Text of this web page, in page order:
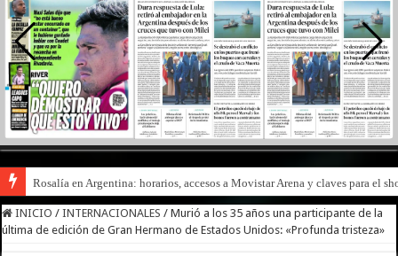
Rosalía en Argentina: horarios, accesos a Movistar Arena y claves para el
El fenómeno del folclore también llegó al streaming: canales exclusivos
INICIO / INTERNACIONALES / Murió a los 35 años una participante de la
última de edición de Gran Hermano de Estados Unidos: «Profunda tristeza»